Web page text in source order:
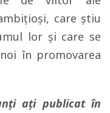
care ştiu
lor şi care se
în promovarea
ați publicat în